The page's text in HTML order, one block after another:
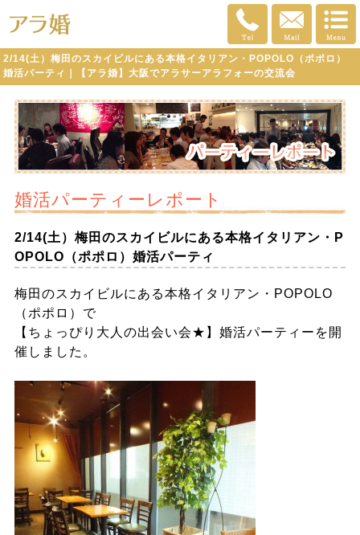
2/14(土）梅田のスカイビルにある本格イタリアン・POPOLO（ポポロ）
婚活パーティ｜【アラ婚】大阪でアラサーアラフォーの交流会
婚活パーティーレポート
2/14(土）梅田のスカイビルにある本格イタリアン・P
OPOLO（ポポロ）婚活パーティ
梅田のスカイビルにある本格イタリアン・POPOLO
（ポポロ）で
【ちょっぴり大人の出会い会★】婚活パーティーを開
催しました。